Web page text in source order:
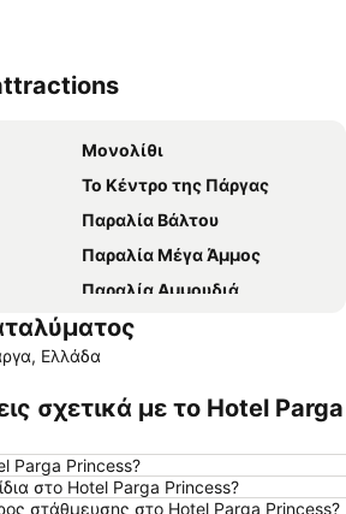
Μονολίθι
Το Κέντρο της Πάργας
Παραλία Βάλτου
Παραλία Μέγα Άμμος
Παραλία Αμμουδιά
Λιμένας Πρέβεζας
Βουτούμι
Λιμάνι της Ηγουμενίτσας
Καστροσυκιά
Μικρή Άμμος
Ελλάδα
σχετικά με το Hotel Parga
Parga Princess?
στο Hotel Parga Princess?
στάθμευσης στο Hotel Parga Princess?